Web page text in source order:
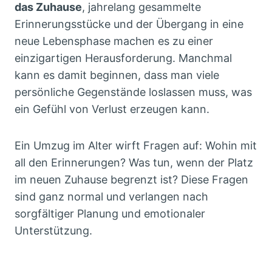
das Zuhause, jahrelang gesammelte
Erinnerungsstücke und der Übergang in eine
neue Lebensphase machen es zu einer
einzigartigen Herausforderung. Manchmal
kann es damit beginnen, dass man viele
persönliche Gegenstände loslassen muss, was
ein Gefühl von Verlust erzeugen kann.
Ein Umzug im Alter wirft Fragen auf: Wohin mit
all den Erinnerungen? Was tun, wenn der Platz
im neuen Zuhause begrenzt ist? Diese Fragen
sind ganz normal und verlangen nach
sorgfältiger Planung und emotionaler
Unterstützung.